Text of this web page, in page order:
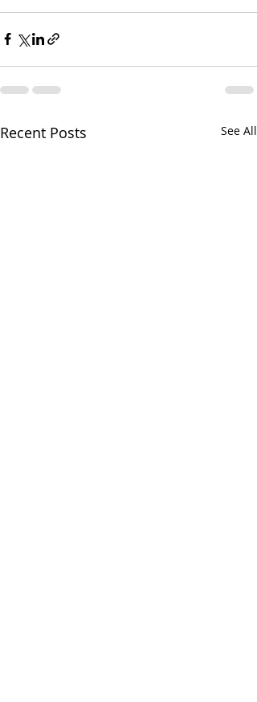
Recent Posts See All